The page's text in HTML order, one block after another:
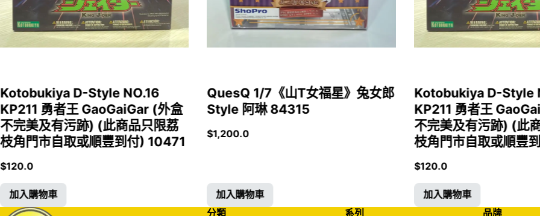
Kotobukiya D-Style NO.16
KP211 勇者王 GaoGaiGar (外盒
不完美及有污跡) (此商品只限荔
枝角門市自取或順豐到付) 10471
$120.0
加入購物車
QuesQ 1/7《山T女福星》兔女郎
Style 阿琳 84315
$1,200.0
加入購物車
Kotobukiya D-Style
KP211 勇者王
不完美及有污跡) (此
枝角門市自取或順豐
$120.0
加入購物車
分類
系列 品牌